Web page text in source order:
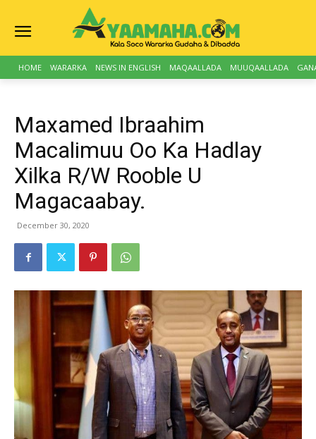
HOME WARARKA NEWS IN ENGLISH MAQAALLADA MUUQAALLADA
Maxamed Ibraahim
Macalimuu Oo Ka Hadlay
Xilka R/W Rooble U
Magacaabay.
December 30, 2020